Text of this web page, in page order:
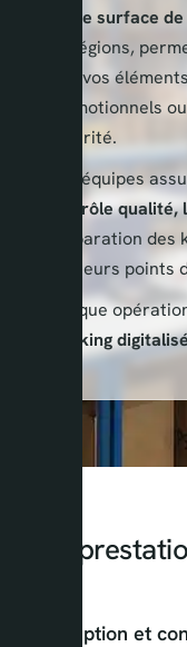
m² de surface
en régions,
PLV, vos
promotionnels
sécurité.
Nos équipes
contrôle qualité,
préparation des
plusieurs points
Chaque
tracking
Nos
Réception et